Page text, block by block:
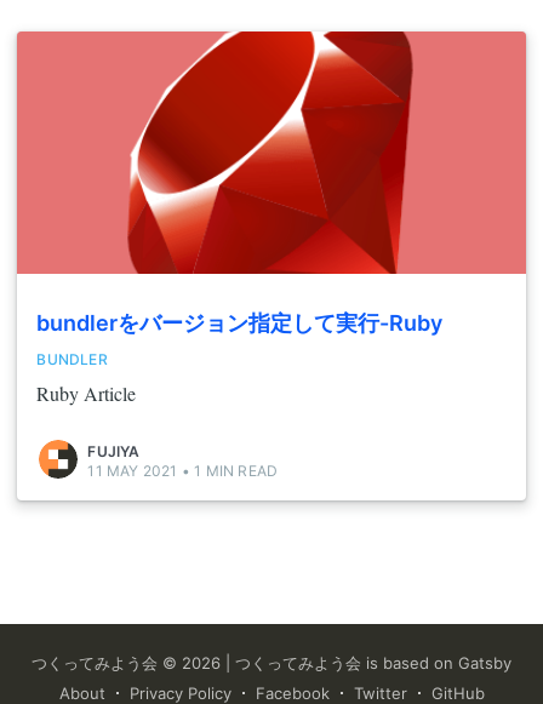
bundlerをバージョン指定して実行-Ruby
BUNDLER
Ruby Article
FUJIYA
11 MAY 2021 • 1 MIN READ
つくってみよう会 © 2026 つくってみよう会 is based on Gatsby
About
Privacy Policy Facebook Twitter GitHub